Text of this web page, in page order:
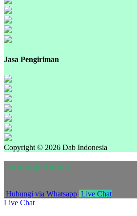
Jasa Pengiriman
Copyright © 2026 Dab Indonesia
Hubungi Admin
Hubungi via Whatsapp Live Chat
Live Chat